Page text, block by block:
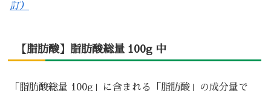
訂）
【脂肪酸】脂肪酸総量 100g 中
「脂肪酸総量 100g」に含まれる「脂肪酸」の成分量で